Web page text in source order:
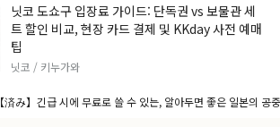
【済み】긴급 시에 무료로 쓸 수 있는, 알아두면 좋은 일본의 공
닛코 도쇼구 입장료 가이드: 단독권 vs 보물관 세
트 할인 비교, 현장 카드 결제 및 KKday 사전 예매
팁
닛코 / 키누가와